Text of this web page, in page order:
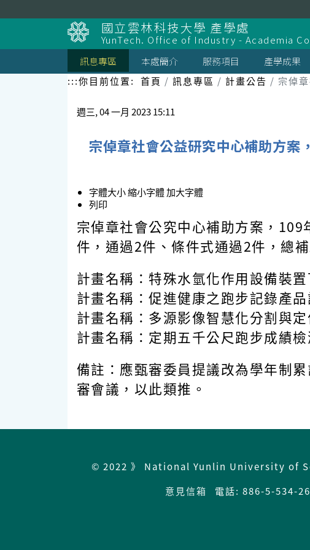
到
國立雲林科技大學 產學處
YunTech. Office of Industry - Academia
訊息專區
本處簡介 服務項目 產學成果
:::你目前位置: 首頁 訊息專區 計畫公告 宗倬
週三, 04 一月 2023 15:11
宗倬章社會公益研究中心補助方案
字體大小縮小字體加大字體
列印
宗倬章社會公究中心補助方案，
件，通過2件、條件式通過2件，總
計畫名稱：特殊水氫化作用設備裝
計畫名稱：促進健康之跑步記錄產品
計畫名稱：多源影像智慧化分割與
計畫名稱：定期五千公尺跑步成績
備註：應甄審委員提議改為學年制
審會議，以此類推。
© 2022 》 National Yunlin University of
意見信箱
電話: 886-5-534-